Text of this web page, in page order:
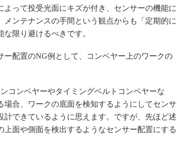
って投受光面にキズが付き、センサーの機能に
ンテナンスの手間という観点からも「定期的に
限り避けるべきです。
配置のNG例として、コンベヤー上のワークの
コンベヤーやタイミングベルトコンベヤーな
場合、ワークの底面を検知するようにしてセンサ
できているように思えます。ですが、先ほど述
面や側面を検出するようなセンサー配置にする